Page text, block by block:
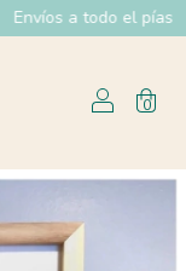
Envíos a todo el pías
0